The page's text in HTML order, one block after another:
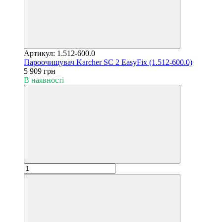
Артикул: 1.512-600.0
Пароочищувач Karcher SC 2 EasyFix (1.512-600.0)
5 909 грн
В наявності